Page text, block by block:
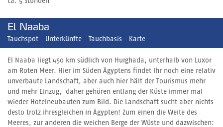
El Naaba
Tauchspot Unterkünfte Tauchbasis Karte
El Naaba liegt 450 km südlich von Hurghada, unterhalb von Luxor
am Roten Meer. Hier im Süden Ägyptens findet Ihr noch eine relativ
unverbaute Landschaft, aber auch hier hält der Tourismus mehr
und mehr Einzug, daher gehören entlang der Küste immer mal
wieder Hotelneubauten zum Bild. Die Landschaft sucht aber nichts
desto trotz ihresgleichen in Ägypten! Zum einen die Weite des
Meeres, zur anderen die weichen Berge der Wüste und dazwischen: